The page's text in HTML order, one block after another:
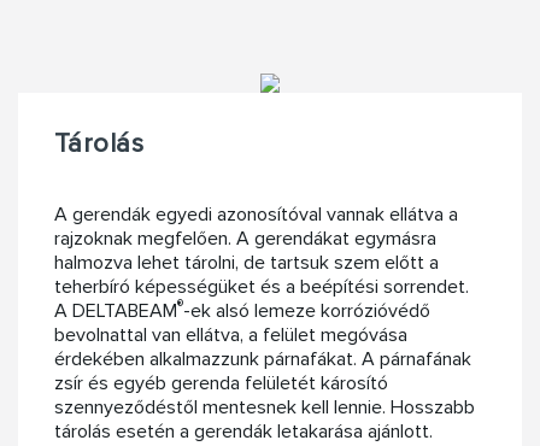
Tárolás
A gerendák egyedi azonosítóval vannak ellátva a
rajzoknak megfelően. A gerendákat egymásra
halmozva lehet tárolni, de tartsuk szem előtt a
teherbíró képességüket és a beépítési sorrendet.
A DELTABEAM®-ek alsó lemeze korrózióvédő
bevolnattal van ellátva, a felület megóvása
érdekében alkalmazzunk párnafákat. A párnafának
zsír és egyéb gerenda felületét károsító
szennyeződéstől mentesnek kell lennie. Hosszabb
tárolás esetén a gerendák letakarása ajánlott.